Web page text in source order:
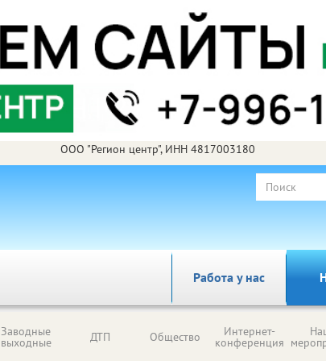
ООО "Регион центр", ИНН 4817003180
Работа у нас
Заводные
выходные ДТП Общество Интернет-
конференция